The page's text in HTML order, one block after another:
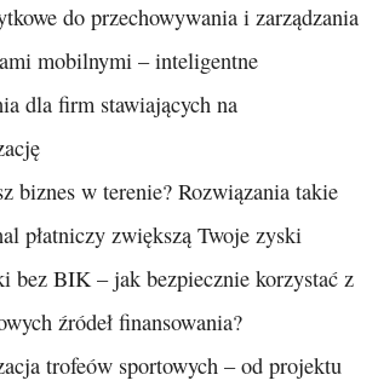
do przechowywania i zarządzania
mobilnymi – inteligentne
dla firm stawiających na
biznes w terenie? Rozwiązania takie
płatniczy zwiększą Twoje zyski
bez BIK – jak bezpiecznie korzystać z
źródeł finansowania?
trofeów sportowych – od projektu